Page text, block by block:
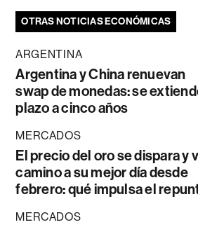
OTRAS NOTICIAS ECONÓMICAS
ARGENTINA
Argentina y China renuevan
swap de monedas: se
plazo a cinco años
MERCADOS
El precio del oro se dispara y
camino a su mejor día desde
febrero: qué impulsa el
MERCADOS